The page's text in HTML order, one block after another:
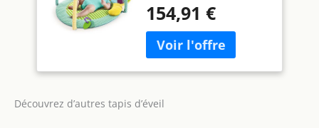
154,91 €
Découvrez d’autres tapis d’éveil